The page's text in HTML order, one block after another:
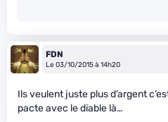
FDN
Le 03/10/2015 à 14h20
Ils veulent juste plus d’argent
pacte avec le diable là…